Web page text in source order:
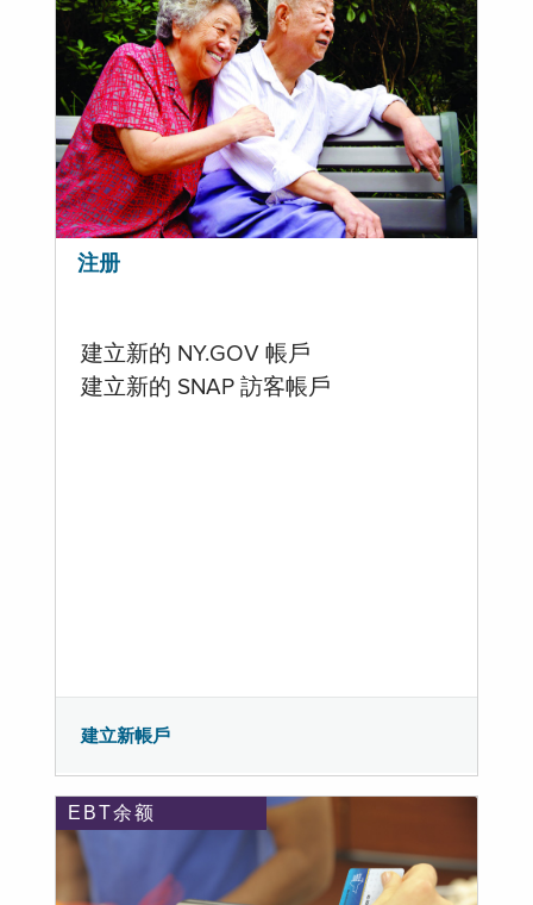
注册
建立新的 NY.GOV 帳戶
建立新的 SNAP 訪客帳戶
建立新帳戶
EBT余额